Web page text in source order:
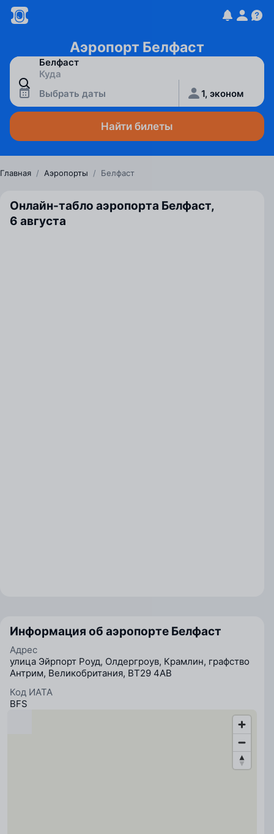
Аэропорт Белфаст
Выбрать даты 1, эконом
Найти билеты
Главная / Аэропорты / Белфаст
Онлайн-табло аэропорта Белфаст,
6 августа
Информация об аэропорте Белфаст
Адрес
улица Эйрпорт Роуд, Олдергроув, Крамлин, графство
Антрим, Великобритания, BT29 4AB
Код ИАТА
BFS